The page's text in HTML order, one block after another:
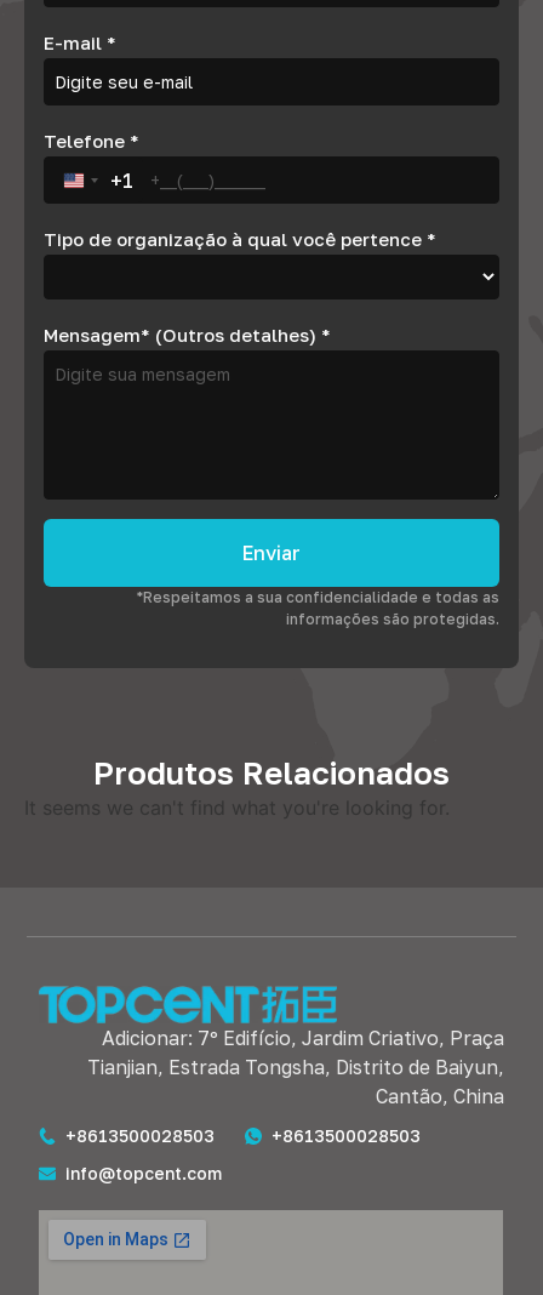
E-mail *
Telefone *
United States +1
+1
Tipo de organização à qual você pertence *
Mensagem* (Outros detalhes) *
Enviar
*Respeitamos a sua confidencialidade e todas as
informações são protegidas.
Produtos Relacionados
It seems we can't find what you're looking for
Adicionar: 7º Edifício, Jardim Criativo, Praça
Tianjian, Estrada Tongsha, Distrito de Baiyun,
Cantão, China
+8613500028503
+8613500028503
info@topcent.com